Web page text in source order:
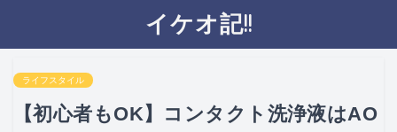
イケオ記!!
ライフスタイル
【初心者もOK】コンタクト洗浄液はAO